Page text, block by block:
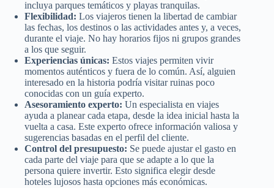
incluya parques temáticos y playas tranquilas.
Flexibilidad: Los viajeros tienen la libertad de cambiar
las fechas, los destinos o las actividades antes y, a veces,
durante el viaje. No hay horarios fijos ni grupos grandes
a los que seguir.
Experiencias únicas: Estos viajes permiten vivir
momentos auténticos y fuera de lo común. Así, alguien
interesado en la historia podría visitar ruinas poco
conocidas con un guía experto.
Asesoramiento experto: Un especialista en viajes
ayuda a planear cada etapa, desde la idea inicial hasta la
vuelta a casa. Este experto ofrece información valiosa y
sugerencias basadas en el perfil del cliente.
Control del presupuesto: Se puede ajustar el gasto en
cada parte del viaje para que se adapte a lo que la
persona quiere invertir. Esto significa elegir desde
hoteles lujosos hasta opciones más económicas.